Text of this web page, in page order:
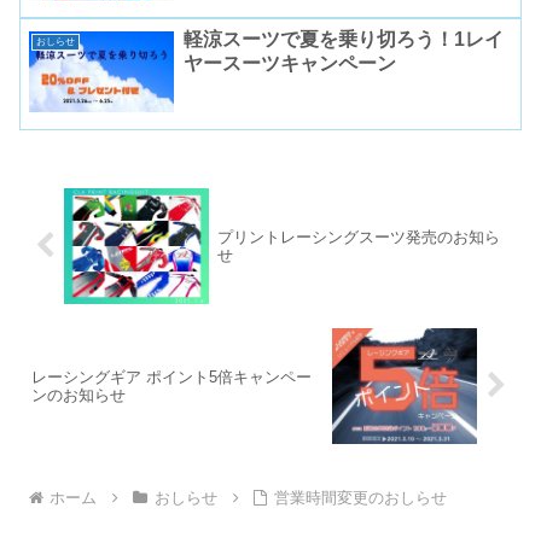
おしらせ
軽涼スーツで夏を乗り切ろう！1レイ
ヤースーツキャンペーン
プリントレーシングスーツ発売のお知ら
せ
レーシングギア ポイント5倍キャンペー
ンのお知らせ
ホーム おしらせ 営業時間変更のおしらせ